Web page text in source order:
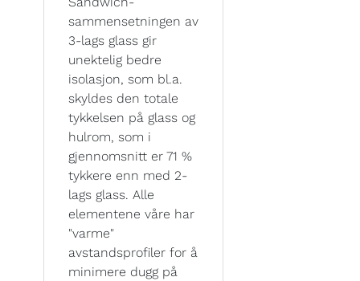
sammensetningen av
3-lags glass gir
unektelig bedre
isolasjon, som bl.a.
skyldes den totale
tykkelsen på glass og
hulrom, som i
gjennomsnitt er 71 %
tykkere enn med 2-
lags glass. Alle
elementene våre har
"varme"
avstandsprofiler for å
minimere dugg på